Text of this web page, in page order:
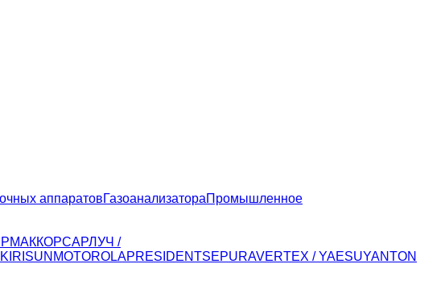
аппаратовГазоанализатораПромышленное
КОРСАРЛУЧ /
KIRISUN MOTOROLAPRESIDENTSEPURAVERTEX / YAESUYANTON